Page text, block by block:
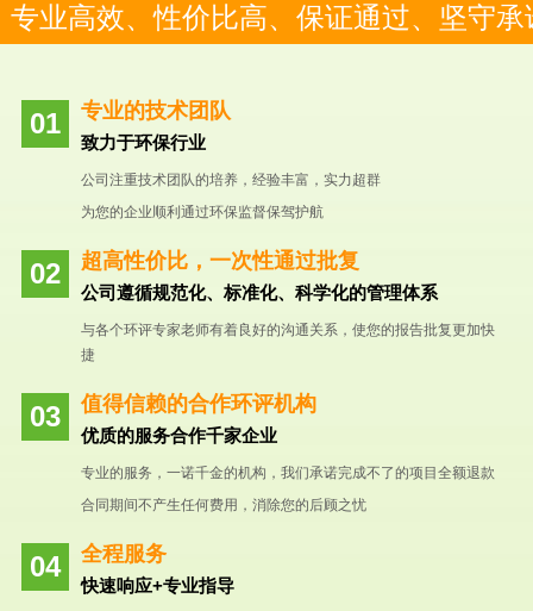
专业高效、性价比高、保证通过、坚守承
专业的技术团队
致力于环保行业
公司注重技术团队的培养，经验丰富，实力超群
为您的企业顺利通过环保监督保驾护航
超高性价比，一次性通过批复
公司遵循规范化、标准化、科学化的管理体系
与各个环评专家老师有着良好的沟通关系，使您的报告批复更加快
捷
值得信赖的合作环评机构
优质的服务合作千家企业
专业的服务，一诺千金的机构，我们承诺完成不了的项目全额退款
合同期间不产生任何费用，消除您的后顾之忧
全程服务
快速响应+专业指导